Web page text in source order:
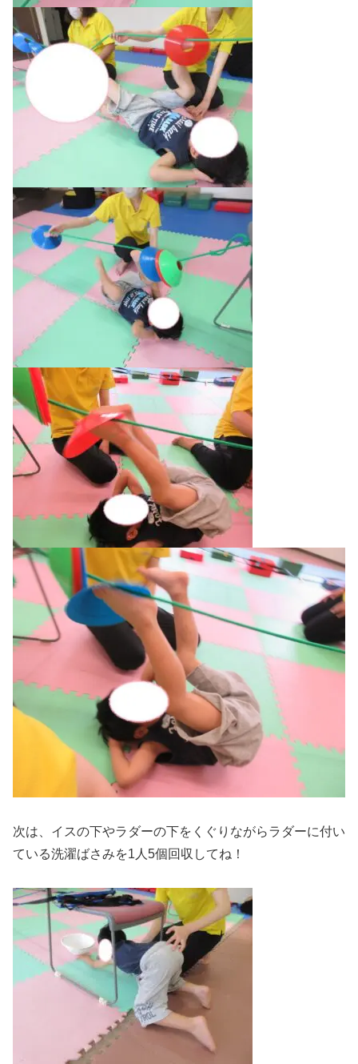
次は、イスの下やラダーの下をくぐりながらラダーに付い
ている洗濯ばさみを1人5個回収してね！